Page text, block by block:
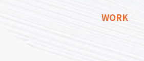
WORK